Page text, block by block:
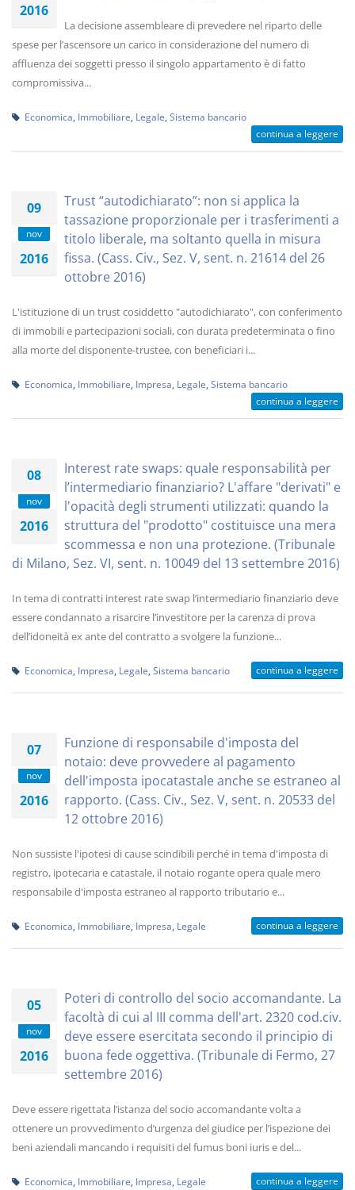
2016
La decisione assembleare di prevedere nel riparto delle
spese per l’ascensore un carico in considerazione del numero di
affluenza dei soggetti presso il singolo appartamento è di fatto
compromissiva...
Economica Immobiliare Legale Sistema bancario
continua a leggere
09
nov
2016
Trust “autodichiarato”: non si applica la
tassazione proporzionale per i trasferimenti a
titolo liberale, ma soltanto quella in misura
fissa. (Cass. Civ., Sez. V, sent. n. 21614 del 26
ottobre 2016)
L'istituzione di un trust cosiddetto "autodichiarato", con conferimento
di immobili e partecipazioni sociali, con durata predeterminata o fino
alla morte del disponente-trustee, con beneficiari i...
Economica Immobiliare Impresa Legale Sistema bancario
continua a leggere
08
nov
2016
Interest rate swaps: quale responsabilità per
l’intermediario finanziario? L'affare "derivati" e
l'opacità degli strumenti utilizzati: quando la
struttura del "prodotto" costituisce una mera
scommessa e non una protezione. (Tribunale
di Milano, Sez. VI, sent. n. 10049 del 13 settembre 2016)
In tema di contratti interest rate swap l’intermediario finanziario deve
essere condannato a risarcire l’investitore per la carenza di prova
dell’idoneità ex ante del contratto a svolgere la funzione...
Economica Impresa Legale Sistema bancario continua a leggere
07
nov
2016
Funzione di responsabile d'imposta del
notaio: deve provvedere al pagamento
dell'imposta ipocatastale anche se estraneo al
rapporto. (Cass. Civ., Sez. V, sent. n. 20533 del
12 ottobre 2016)
Non sussiste l'ipotesi di cause scindibili perché in tema d'imposta di
registro, ipotecaria e catastale, il notaio rogante opera quale mero
responsabile d'imposta estraneo al rapporto tributario e...
Economica Immobiliare Impresa Legale continua a leggere
05
nov
2016
Poteri di controllo del socio accomandante. La
facoltà di cui al III comma dell'art. 2320 cod.civ.
deve essere esercitata secondo il principio di
buona fede oggettiva. (Tribunale di Fermo, 27
settembre 2016)
Deve essere rigettata l’istanza del socio accomandante volta a
ottenere un provvedimento d’urgenza del giudice per l’ispezione dei
beni aziendali mancando i requisiti del fumus boni iuris e del...
Economica Immobiliare Impresa Legale continua a leggere